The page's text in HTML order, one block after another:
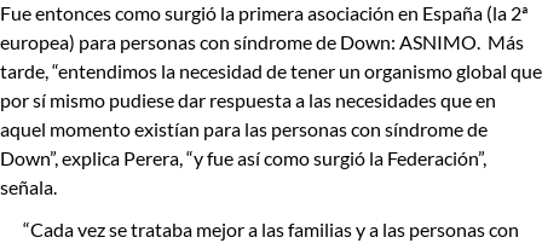
Fue entonces como surgió la primera asociación en España (la 2ª
europea) para personas con síndrome de Down: ASNIMO. Más
tarde, “entendimos la necesidad de tener un organismo global que
por sí mismo pudiese dar respuesta a las necesidades que en
aquel momento existían para las personas con síndrome de
Down”, explica Perera, “y fue así como surgió la Federación”,
señala.
“Cada vez se trataba mejor a las familias y a las personas con